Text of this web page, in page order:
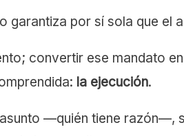
por sí sola que el
convertir ese mandato
la ejecución.
—quién tiene razón—,